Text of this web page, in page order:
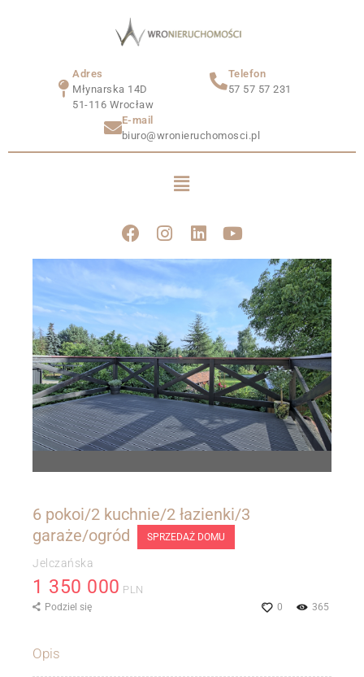
Adres
Młynarska 14D
51-116 Wrocław
Telefon
57 57 57 231
E-mail
biuro@wronieruchomosci.pl
6 pokoi/2 kuchnie/2 łazienki/3
garaże/ogród
SPRZEDAŻ DOMU
Jelczańska
1 350 000 PLN
365
0
Podziel się
Opis